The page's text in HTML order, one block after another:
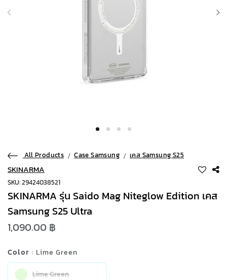
All Products Case Samsung เคส Samsung S25
SKINARMA
SKU: 29424038521
SKINARMA รุ่น Saido Mag Niteglow Edition เคส
Samsung S25 Ultra
1,090.00 ฿
Color : Lime Green
Lime Green